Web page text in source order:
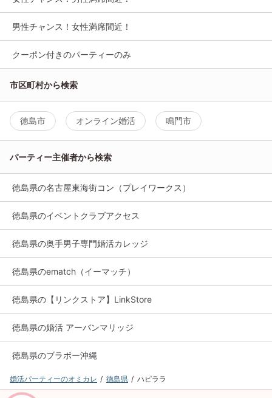
男性チャンス！女性満席間近！
クーポン付きのパーティーのみ
市区町村から検索
徳島市 オンライン婚活 鳴門市
パーティー主催者から検索
徳島県の名古屋東海街コン（プレイワークス）
徳島県のイベントクラブアクセス
徳島県の奥手男子専門婚活カレッジ
徳島県のematch（イーマッチ）
徳島県の【リンクストア】LinkStore
徳島県の婚活 アーバンマリッジ
徳島県のブラボー沖縄
婚活パーティーのオミカレ 徳島県 ハピララ